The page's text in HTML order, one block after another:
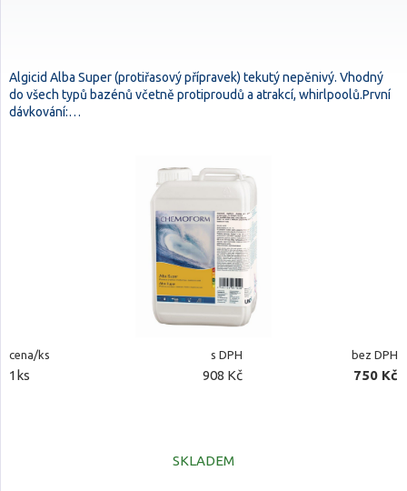
Algicid Alba Super (protiřasový přípravek) tekutý nepěnivý. Vhodný
do všech typů bazénů včetně protiproudů a atrakcí, whirlpoolů.První
dávkování:…
cena/ks s DPH bez DPH
1ks 908 Kč 750 Kč
SKLADEM